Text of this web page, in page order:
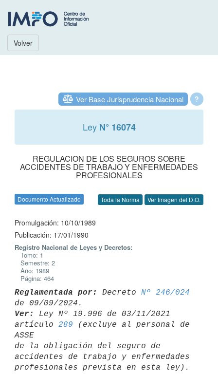
Volver
?
Ver Base Jurisprudencia Nacional
Ley N° 16074
REGULACION DE LOS SEGUROS SOBRE
ACCIDENTES DE TRABAJO Y ENFERMEDADES
PROFESIONALES
Documento Actualizado Toda la Norma Ver Imagen del D.O.
Promulgación: 10/10/1989
Publicación: 17/01/1990
Registro Nacional de Leyes y Decretos:
Tomo: 1
Semestre: 2
Año: 1989
Página: 464
Reglamentada por: Decreto Nº 246/024
Ver:
Ley Nº 19.996 de 03/11/2021
artículo 289 (excluye al personal de
ASSE
de la obligación del seguro de
accidentes de trabajo y enfermedades